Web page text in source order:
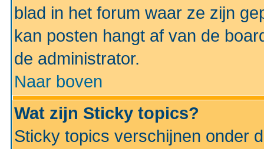
blad in het forum waar ze zijn
kan posten hangt af van de
de administrator.
Naar boven
Wat zijn Sticky topics?
Sticky topics verschijnen onder